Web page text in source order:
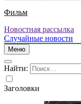
Фильм
Новостная рассылка
Случайные новости
Меню
Найти:
Заголовки